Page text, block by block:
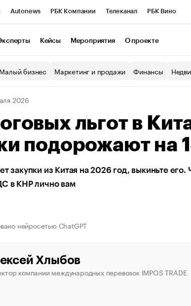
Autonews РБК Компании Телеканал РБК Вино
Экономика Бизнес
Кейсы Мероприятия О проекте
Малый бизнес Маркетинг и продажи Финансы
2026
льгот в
подорожают на
закупки из Китая на 2026 год, выкиньте его.
в КНР лично вам
нейросетью ChatGPT
Хлыбов
компании международных перевозок IMPOS TRADE